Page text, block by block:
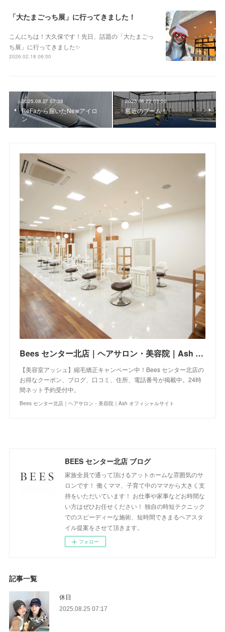
「大たまごっち展」に行ってきました！
こんにちは！大久保です！先日、話題の「大たまごっ
ち展」に行ってきました✨
2026.02.18 06:00
2025.08.27 07:38
ReFaから届いたNewアイロ
ン
2025.08.22 03:00
最近のブーム！
Bees センター北店｜ヘアサロン・美容院｜Ash オフィシャルサイト
【美容室アッシュ】縮毛矯正キャンペーン中！Bees センター北店の
お得なクーポン、ブログ、口コミ、住所、電話番号が掲載中。24時
間ネット予約受付中。
Bees センター北店｜ヘアサロン・美容院｜Ash オフィシャルサイト
BEES センター北店 ブログ
家族全員で通って頂けるアットホームな雰囲気のサ
ロンです！ 働くママ、子育て中のママから大きく支
持をいただいています！ お仕事や家事などお時間な
い方はぜひお任せください！ 独自の時短テクニック
でのスピーディーな施術、短時間できまるヘアスタ
イル提案をさせて頂きます。
フォロー
記事一覧
休日
2025.08.25 07:17